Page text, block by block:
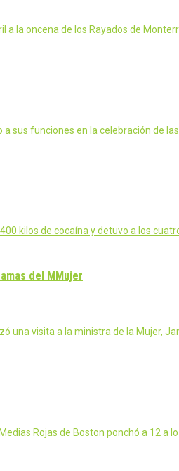
la oncena de los Rayados de
sus funciones en la celebración de
kilos de cocaína y detuvo a los
del MMujer
una visita a la ministra de la Mujer,
Rojas de Boston ponchó a 12 a lo